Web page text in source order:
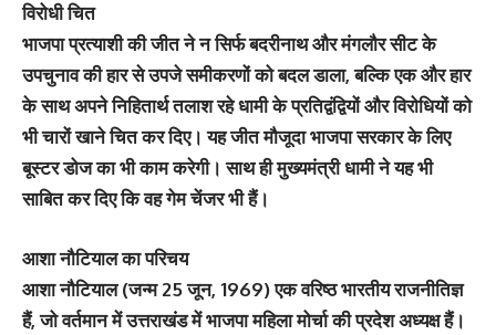
विरोधी चित
भाजपा प्रत्याशी की जीत ने न सिर्फ बदरीनाथ और मंगलौर सीट के
उपचुनाव की हार से उपजे समीकरणों को बदल डाला, बल्कि एक और हार
के साथ अपने निहितार्थ तलाश रहे धामी के प्रतिद्वंद्वियों और विरोधियों को
भी चारों खाने चित कर दिए। यह जीत मौजूदा भाजपा सरकार के लिए
बूस्टर डोज का भी काम करेगी। साथ ही मुख्यमंत्री धामी ने यह भी
साबित कर दिए कि वह गेम चेंजर भी हैं।
आशा नौटियाल का परिचय
आशा नौटियाल (जन्म 25 जून, 1969) एक वरिष्ठ भारतीय राजनीतिज्ञ
हैं, जो वर्तमान में उत्तराखंड में भाजपा महिला मोर्चा की प्रदेश अध्यक्ष हैं।